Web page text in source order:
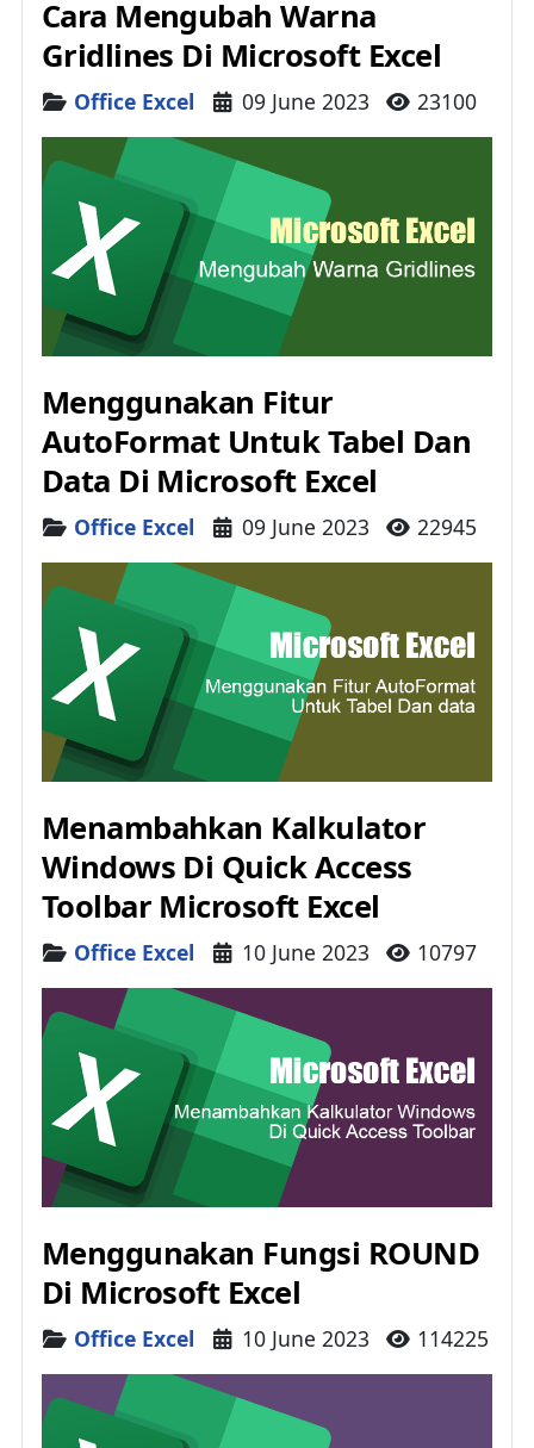
Cara Mengubah Warna
Gridlines Di Microsoft Excel
DetailsOffice Excel 09 June 2023 23100
Menggunakan Fitur
AutoFormat Untuk Tabel Dan
Data Di Microsoft Excel
DetailsOffice Excel 09 June 2023 22945
Menambahkan Kalkulator
Windows Di Quick Access
Toolbar Microsoft Excel
DetailsOffice Excel 10 June 2023 10797
Menggunakan Fungsi ROUND
Di Microsoft Excel
DetailsOffice Excel 10 June 2023 114225